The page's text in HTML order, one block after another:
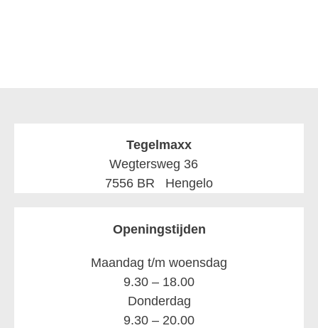
Tegelmaxx
Wegtersweg 36
7556 BR Hengelo
Openingstijden
Maandag t/m woensdag
9.30 – 18.00
Donderdag
9.30 – 20.00